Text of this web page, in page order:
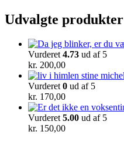
Udvalgte produkter
Vurderet4.73 ud af 5
kr. 200,00
Vurderet0 ud af 5
kr. 170,00
Vurderet5.00 ud af 5
kr. 150,00